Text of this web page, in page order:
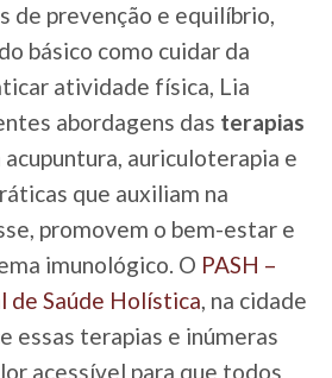
de prevenção e equilíbrio,
básico como cuidar da
atividade física, Lia
abordagens das terapias
acupuntura, auriculoterapia e
que auxiliam na
promovem o bem-estar e
imunológico. O PASH –
de Saúde Holística, na cidade
essas terapias e inúmeras
acessível para que todos